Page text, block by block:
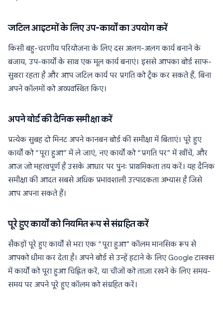
जटिल आइटमों के लिए उप-कार्यों का उपयोग करें
किसी बहु-चरणीय परियोजना के लिए दस अलग-अलग कार्य बनाने के
बजाय, उप-कार्यों के साथ एक मूल कार्य बनाएं। इससे आपका बोर्ड साफ-
सुथरा रहता है और आप जटिल कार्य पर प्रगति को ट्रैक कर सकते हैं, बिना
अपने कॉलमों को अव्यवस्थित किए।
अपने बोर्ड की दैनिक समीक्षा करें
प्रत्येक सुबह दो मिनट अपने कानबन बोर्ड की समीक्षा में बिताएं। पूरे हुए
कार्यों को “पूरा हुआ” में ले जाएं, नए कार्यों को “प्रगति पर” में खींचें, और
आज जो महत्वपूर्ण है उसके आधार पर पुनः प्राथमिकता तय करें। यह दैनिक
समीक्षा की आदत सबसे अधिक प्रभावशाली उत्पादकता अभ्यास है जिसे
आप अपना सकते हैं।
पूरे हुए कार्यों को नियमित रूप से संग्रहित करें
सैकड़ों पूरे हुए कार्यों से भरा एक “पूरा हुआ” कॉलम मानसिक रूप से
आपको धीमा कर देता है। अपने बोर्ड से उन्हें हटाने के लिए Google टास्क्स
में कार्यों को पूरा हुआ चिह्नित करें, या चीजों को ताज़ा रखने के लिए समय-
समय पर अपने पूरे हुए कॉलम को संग्रहित करें।